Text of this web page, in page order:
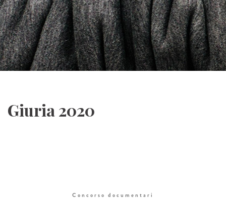
Giuria 2020
Concorso documentari